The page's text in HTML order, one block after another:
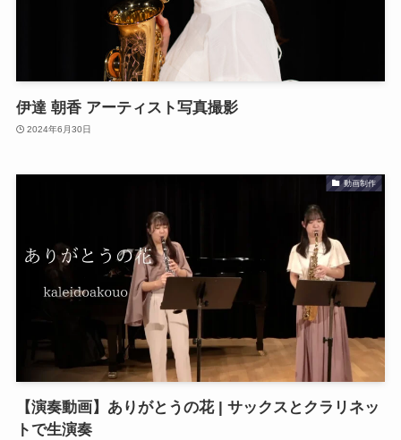
伊達 朝香 アーティスト写真撮影
2024年6月30日
動画制作
【演奏動画】ありがとうの花 | サックスとクラリネッ
トで生演奏